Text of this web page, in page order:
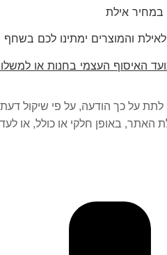
אילת
והמוצרים ימתינו לכם בשחף
האיסוף העצמי בחנות או
על כך הודעה, על פי שיקול
באופן חלקי או כולל, או